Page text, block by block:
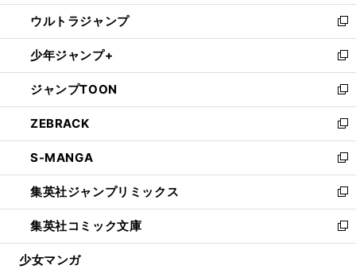
開
く
ウ
で
開
く
ン
ド
ウ
で
開
く
ウ
ィ
ン
ド
ウ
で
開
く
し
い
ウ
ィ
ン
ド
ウ
で
開
く
ウルトラジャンプ
新
し
い
ウ
ィ
ン
ド
ウ
で
開
く
少年ジャンプ+
新
し
い
ウ
ィ
ン
ド
ウ
で
開
く
ジャンプTOON
新
し
い
ウ
ィ
ン
ド
ウ
で
開
ZEBRACK
新
し
い
ウ
ィ
ン
ド
ウ
S-MANGA
新
し
い
ウ
ィ
ン
集英社ジャンプリミックス
新
し
い
ウ
集英社コミック文庫
新
し
少女マンガ